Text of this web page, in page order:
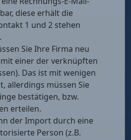
diese erhält die
1 und 2 stehen
Sie Ihre Firma neu
einer der verknüpften
Das ist mit wenigen
allerdings müssen Sie
bestätigen, bzw.
erteilen.
der Import durch eine
Person (z.B.